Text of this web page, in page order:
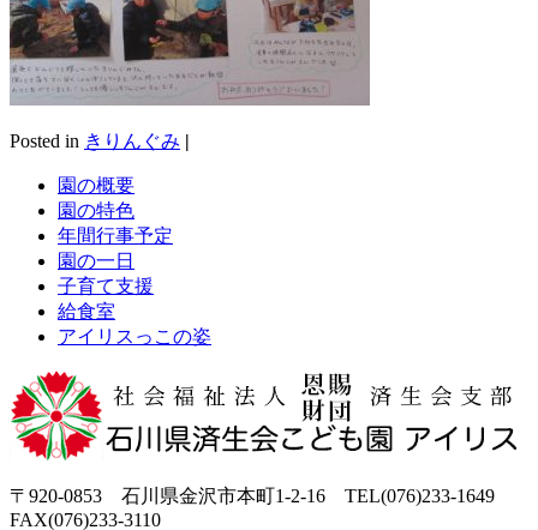
Posted in きりんぐみ |
園の概要
園の特色
年間行事予定
園の一日
子育て支援
給食室
アイリスっこの姿
〒920-0853 石川県金沢市本町1-2-16 TEL(076)233-1649
FAX(076)233-3110